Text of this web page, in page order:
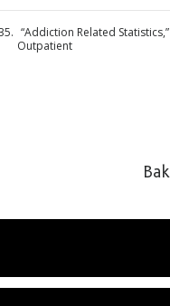
“Addiction Related
Outpatient
MÅTER Å HJELPE
og få våre siste